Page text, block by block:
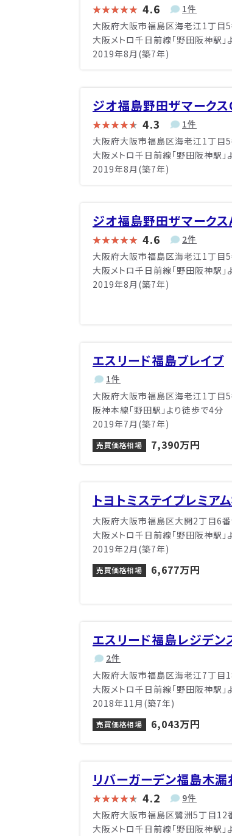
4.6
1件
大阪府大阪市福島区海老江1丁目
大阪メトロ千日前線「野田阪神駅」
2019年8月(築7年)
ジオ福島野田ザマークス
4.3
1件
大阪府大阪市福島区海老江1丁目
大阪メトロ千日前線「野田阪神駅」
2019年8月(築7年)
ジオ福島野田ザマーク
4.6
2件
大阪府大阪市福島区海老江1丁目
大阪メトロ千日前線「野田阪神駅」
2019年8月(築7年)
エスリード福島ブレイブ
1件
大阪府大阪市福島区海老江1丁目
阪神本線「野田駅」より徒歩で4分
2019年7月(築7年)
売買価格相場 7,390万円
トヨトミステイプレミア
大阪府大阪市福島区大開2丁目6
大阪メトロ千日前線「野田阪神駅」
2019年2月(築7年)
売買価格相場 6,677万円
エスリード福島レジデン
2件
大阪府大阪市福島区海老江7丁目
大阪メトロ千日前線「野田阪神駅」
2018年11月(築7年)
売買価格相場 6,043万円
リバーガーデン福島木
4.2
9件
大阪府大阪市福島区鷺洲5丁目12
大阪メトロ千日前線「野田阪神駅」